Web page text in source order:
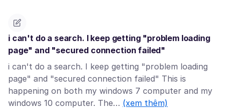
i can't do a search. I keep getting "problem loading
page" and "secured connection failed"
i can't do a search. I keep getting "problem loading
page" and "secured connection failed" This is
happening on both my windows 7 computer and my
windows 10 computer. The… (xem thêm)